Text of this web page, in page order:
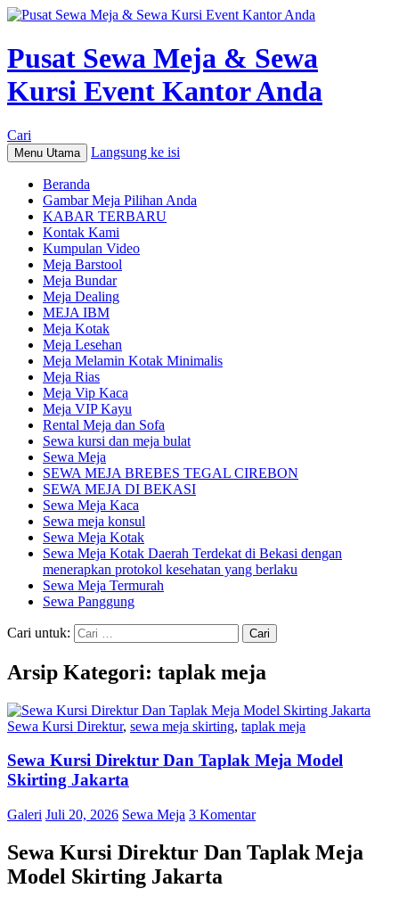
Pusat Sewa Meja & Sewa
Kursi Event Kantor Anda
Cari
Menu Utama Langsung ke isi
Beranda
Gambar Meja Pilihan Anda
KABAR TERBARU
Kontak Kami
Kumpulan Video
Meja Barstool
Meja Bundar
Meja Dealing
MEJA IBM
Meja Kotak
Meja Lesehan
Meja Melamin Kotak Minimalis
Meja Rias
Meja Vip Kaca
Meja VIP Kayu
Rental Meja dan Sofa
Sewa kursi dan meja bulat
Sewa Meja
SEWA MEJA BREBES TEGAL CIREBON
SEWA MEJA DI BEKASI
Sewa Meja Kaca
Sewa meja konsul
Sewa Meja Kotak
Sewa Meja Kotak Daerah Terdekat di Bekasi dengan
menerapkan protokol kesehatan yang berlaku
Sewa Meja Termurah
Sewa Panggung
Cari untuk:
Arsip Kategori: taplak meja
Sewa Kursi Direktur, sewa meja skirting, taplak meja
Sewa Kursi Direktur Dan Taplak Meja Model
Skirting Jakarta
Galeri Juli 20, 2026 Sewa Meja 3 Komentar
Sewa Kursi Direktur Dan Taplak Meja
Model Skirting Jakarta